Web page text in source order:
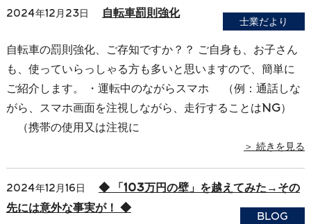
2024年12月23日 自転車罰則強化
士業だより
自転車の罰則強化、ご存知ですか？？ ご自身も、お子さん
も、使っていらっしゃる方も多いと思いますので、簡単に
ご紹介します。 ・運転中のながらスマホ （例：通話しな
がら、スマホ画面を注視しながら、走行することはNG）
（携帯の使用又は注視に
＞ 続きを見る
2024年12月16日
◆ 「103万円の壁」を越えてみた→その
先には意外な事実が！ ◆
BLOG